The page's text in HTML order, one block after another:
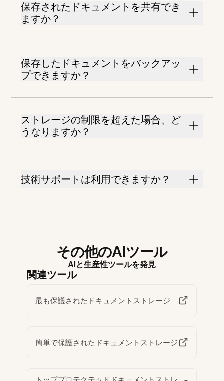
保存されたドキュメントを共有でき
ますか？
保存したドキュメントをバックアッ
プできますか？
ストレージの制限を超えた場合、ど
うなりますか？
技術サポートは利用できますか？
その他のAIツール
AIと生産性ツールを発見
関連ツール
最も保護されたドキュメントストレージ
簡単で保護されたドキュメントストレージ